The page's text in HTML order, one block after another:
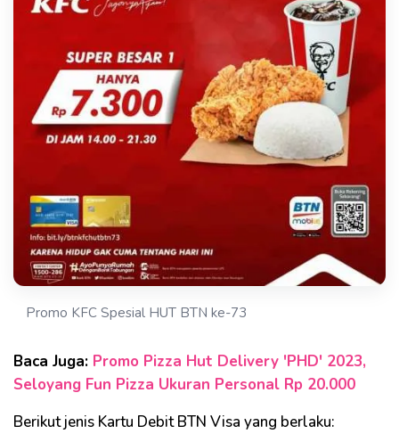
Promo KFC Spesial HUT BTN ke-73
Baca Juga: Promo Pizza Hut Delivery 'PHD' 2023,
Seloyang Fun Pizza Ukuran Personal Rp 20.000
Berikut jenis Kartu Debit BTN Visa yang berlaku: